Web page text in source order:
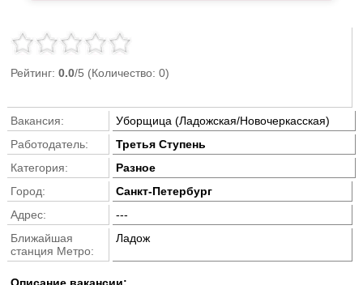
Рейтинг: 0.0/5 (Количество: 0)
Вакансия:
Уборщица (Ладожская/Новочеркасская)
Работодатель:
Третья Ступень
Категория:
Разное
Город:
Санкт-Петербург
Адрес:
---
Ближайшая
станция Метро:
Ладож
Описание вакансии: